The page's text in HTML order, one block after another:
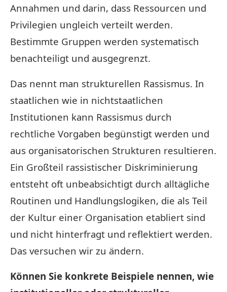
Annahmen und darin, dass Ressourcen und
Privilegien ungleich verteilt werden.
Bestimmte Gruppen werden systematisch
benachteiligt und ausgegrenzt.
Das nennt man strukturellen Rassismus. In
staatlichen wie in nichtstaatlichen
Institutionen kann Rassismus durch
rechtliche Vorgaben begünstigt werden und
aus organisatorischen Strukturen resultieren.
Ein Großteil rassistischer Diskriminierung
entsteht oft unbeabsichtigt durch alltägliche
Routinen und Handlungslogiken, die als Teil
der Kultur einer Organisation etabliert sind
und nicht hinterfragt und reflektiert werden.
Das versuchen wir zu ändern.
Können Sie konkrete Beispiele nennen, wie